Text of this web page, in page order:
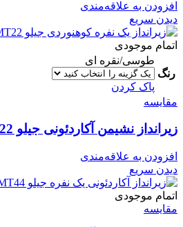
افزودن به علاقه‌مندی
دیدن سریع
اتمام موجودی
رنگ
طوسی/نقره ای
پاک کردن
مقایسه
زیرانداز نشیمن آکاردئونی جیلو MT22
افزودن به علاقه‌مندی
دیدن سریع
اتمام موجودی
مقایسه